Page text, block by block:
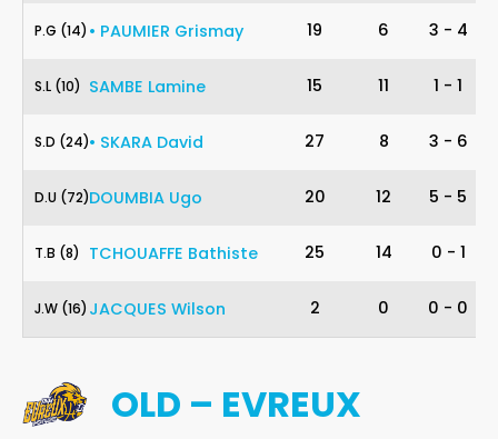
14 • PAUMIER Grismay
P.G (14) 19 6 3 - 4
10 SAMBE Lamine
S.L (10) 15 11 1 - 1
24 • SKARA David
S.D (24) 27 8 3 - 6
72 DOUMBIA Ugo
D.U (72) 20 12 5 - 5
8 TCHOUAFFE Bathiste
T.B (8) 25 14 0 - 1
16 JACQUES Wilson
J.W (16) 2 0 0 - 0
OLD – EVREUX